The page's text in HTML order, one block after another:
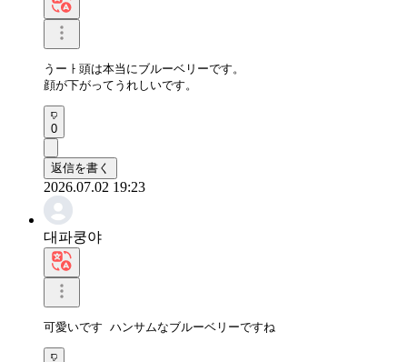
うーㅏ頭は本当にブルーベリーです。
顔が下がってうれしいです。
0
返信を書く
2026.07.02 19:23
대파쿵야
可愛いです ハンサムなブルーベリーですね